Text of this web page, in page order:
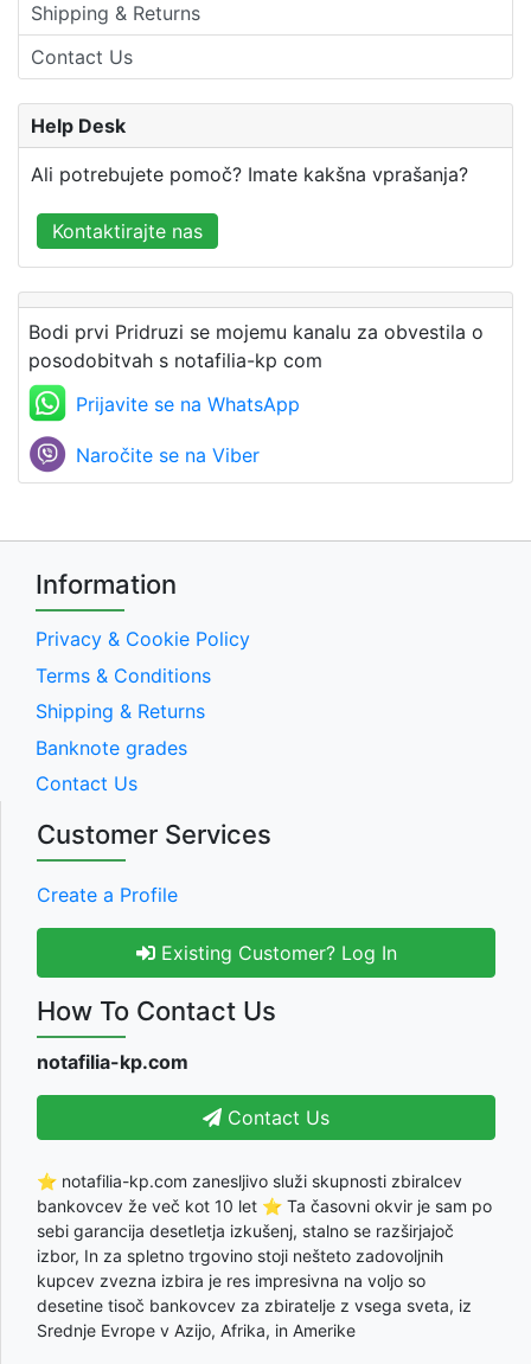
Shipping & Returns
Contact Us
Help Desk
Ali potrebujete pomoč? Imate kakšna vprašanja?
Kontaktirajte nas
Bodi prvi Pridruzi se mojemu kanalu za obvestila o
posodobitvah s notafilia-kp com
Prijavite se na WhatsApp
Naročite se na Viber
Information
Privacy & Cookie Policy
Terms & Conditions
Shipping & Returns
Banknote grades
Contact Us
Customer Services
Create a Profile
Existing Customer? Log In
How To Contact Us
notafilia-kp.com
Contact Us
⭐ notafilia-kp.com zanesljivo služi skupnosti zbiralcev
bankovcev že več kot 10 let ⭐ Ta časovni okvir je sam po
sebi garancija desetletja izkušenj, stalno se razširjajoč
izbor, In za spletno trgovino stoji nešteto zadovoljnih
kupcev zvezna izbira je res impresivna na voljo so
desetine tisoč bankovcev za zbiratelje z vsega sveta, iz
Srednje Evrope v Azijo, Afrika, in Amerike